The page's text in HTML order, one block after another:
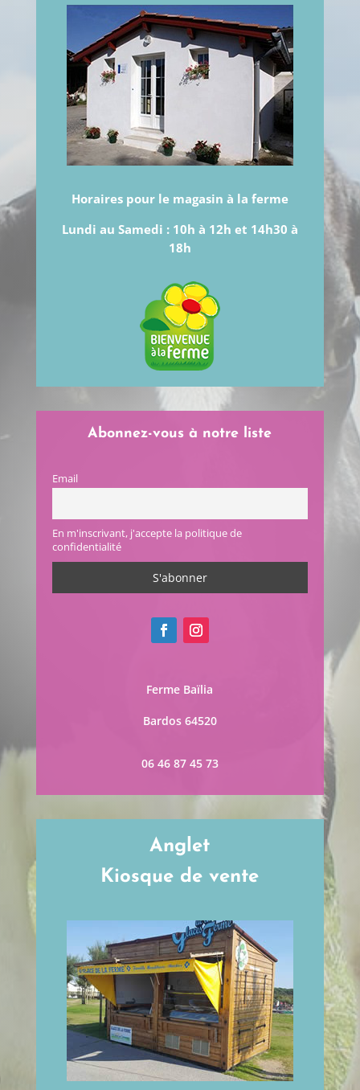
Horaires pour le magasin à la ferme
Lundi au Samedi : 10h à 12h et 14h30 à
18h
Abonnez-vous à notre liste
Email
En m'inscrivant, j'accepte la politique de
confidentialité
Ferme Baïlia
Bardos 64520
06 46 87 45 73
Anglet
Kiosque de vente